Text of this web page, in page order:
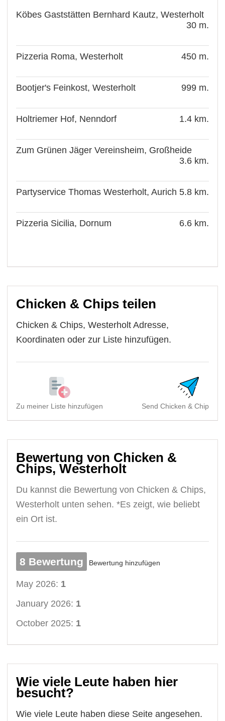
Köbes Gaststätten Bernhard Kautz, Westerholt
30 m.
Pizzeria Roma, Westerholt 450 m.
Bootjer's Feinkost, Westerholt 999 m.
Holtriemer Hof, Nenndorf 1.4 km.
Zum Grünen Jäger Vereinsheim, Großheide
3.6 km.
Partyservice Thomas Westerholt, Aurich 5.8 km.
Pizzeria Sicilia, Dornum 6.6 km.
Chicken & Chips teilen
Chicken & Chips, Westerholt Adresse,
Koordinaten oder zur Liste hinzufügen.
Zu meiner Liste hinzufügen Send Chicken & Chips,
Bewertung von Chicken &
Chips, Westerholt
Du kannst die Bewertung von Chicken & Chips,
Westerholt unten sehen. *Es zeigt, wie beliebt
ein Ort ist.
8 Bewertung Bewertung hinzufügen
May 2026: 1
January 2026: 1
October 2025: 1
Wie viele Leute haben hier
besucht?
Wie viele Leute haben diese Seite angesehen.